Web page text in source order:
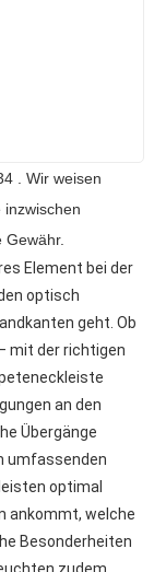
. Wir weisen
Element bei der
optisch
geht. Ob
mit der richtigen
an den
Übergänge
umfassenden
optimal
ankommt, welche
Besonderheiten
zudem